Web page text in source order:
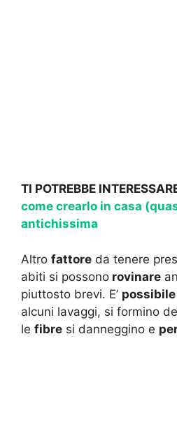
TI POTREBBE
come crearlo in casa
antichissima
Altro fattore da tenere
abiti si possono rovinare
piuttosto brevi. E’ possibile
alcuni lavaggi, si formino
le fibre si danneggino e